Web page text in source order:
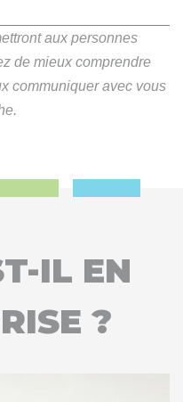
aux personnes
de mieux comprendre
communiquer avec vous
IL EN
?